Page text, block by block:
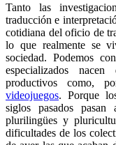
Tanto las
traducción e
cotidiana del oficio de
lo que realmente se
sociedad. Podemos
especializados
productivos como,
videojuegos. Porque
siglos pasados
plurilingües y
dificultades de los